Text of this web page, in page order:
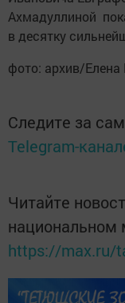
Ахмадуллиной
в десятку
фото: архив/
Следите за
Telegram-
Читайте
https://max.ru/